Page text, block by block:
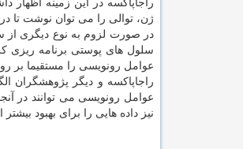
راجاپاکسه در این زمینه اظهار
ژن، توالی را می توان نوشت تا
در صورت لزوم به نوع دیگری از
سلول های پوستی برنامه ریزی
عوامل رونویسی را مستقیما بر
راجاپاکسه و دیگر پژوهشگران
عوامل رونویسی می توانند در
نیز داده هایی را برای بهبود